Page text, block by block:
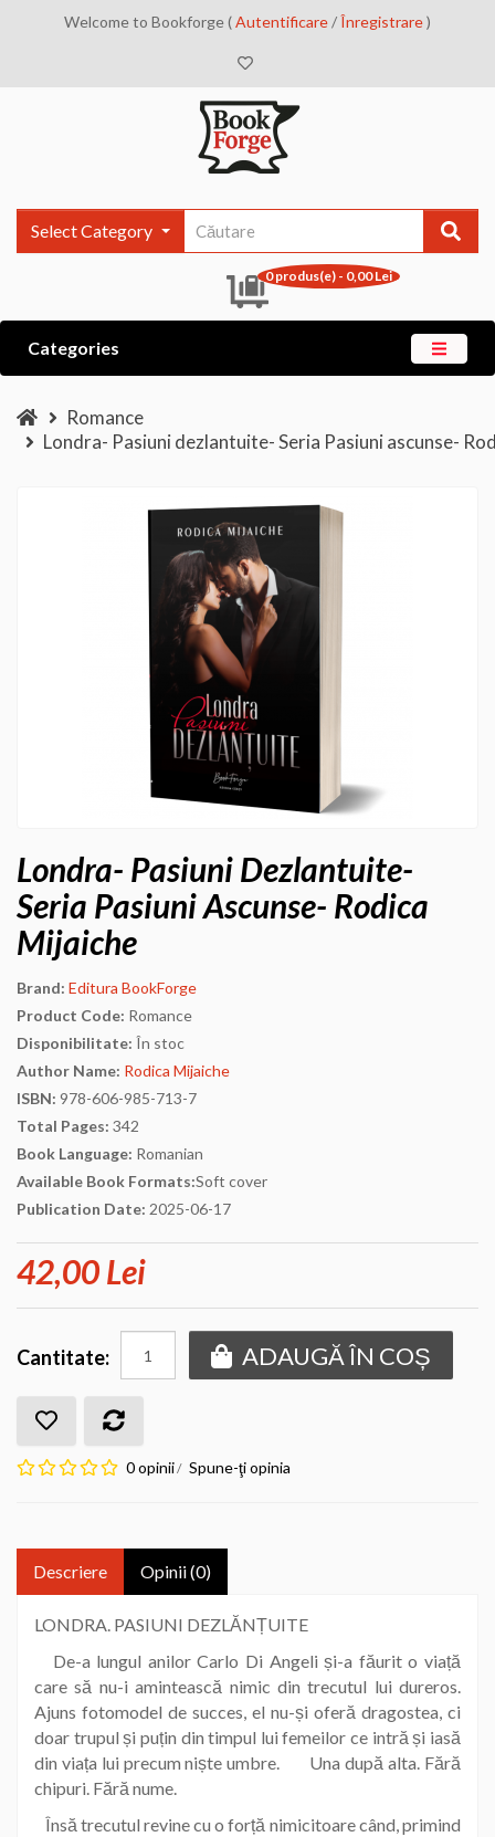
Welcome to Bookforge (Autentificare/Înregistrare)
Select Category
0 produs(e) - 0,00 Lei
Categories
Romance
Londra- Pasiuni dezlantuite- Seria Pasiuni ascunse-
Londra- Pasiuni Dezlantuite-
Seria Pasiuni Ascunse- Rodica
Mijaiche
Brand: Editura BookForge
Product Code: Romance
Disponibilitate: În stoc
Author Name: Rodica Mijaiche
ISBN: 978-606-985-713-7
Total Pages: 342
Book Language: Romanian
Available Book Formats:Soft cover
Publication Date: 2025-06-17
42,00 Lei
Cantitate: ADAUGĂ ÎN COȘ
0 opinii/ Spune-ţi opinia
Descriere Opinii (0)
LONDRA. PASIUNI DEZLĂNȚUITE
De-a lungul anilor Carlo Di Angeli și-a făurit o viață
care să nu-i amintească nimic din trecutul lui dureros.
Ajuns fotomodel de succes, el nu-și oferă dragostea, ci
doar trupul și puțin din timpul lui femeilor ce intră și iasă
din viața lui precum niște umbre. Una după alta. Fără
chipuri. Fără nume.
Însă trecutul revine cu o forță nimicitoare când, primind